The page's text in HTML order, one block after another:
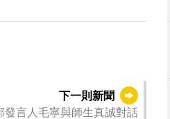
下一則新聞
言人毛寧與師生真誠對話